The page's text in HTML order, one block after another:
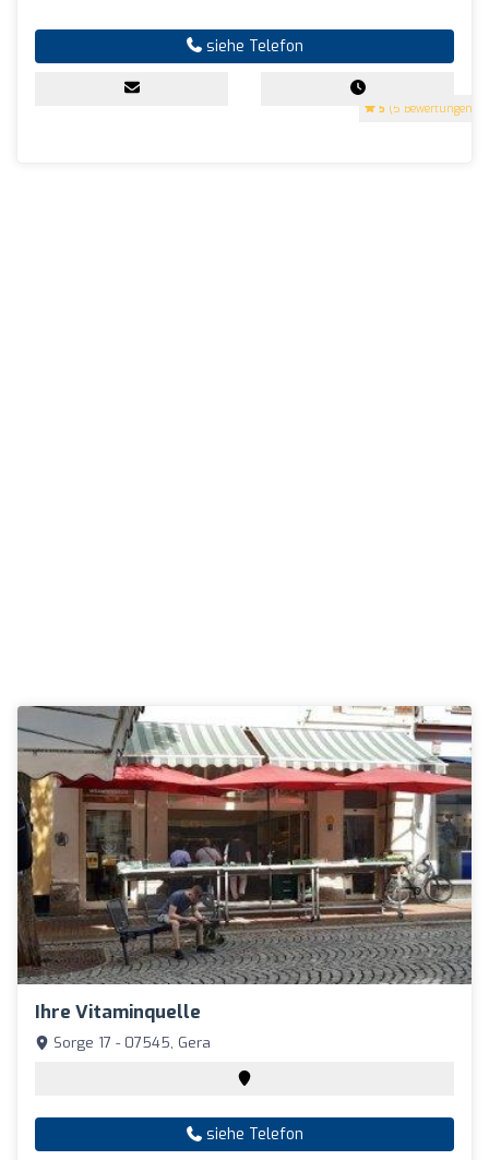
5 (5 Bewertungen)
siehe Telefon
Ihre Vitaminquelle
Sorge 17 - 07545, Gera
siehe Telefon